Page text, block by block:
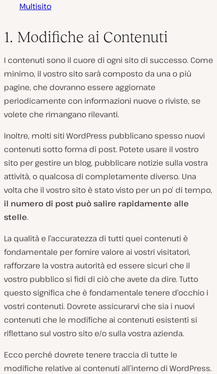
Multisito
1. Modifiche ai Contenuti
I contenuti sono il cuore di ogni sito di successo. Come
minimo, il vostro sito sarà composto da una o più
pagine, che dovranno essere aggiornate
periodicamente con informazioni nuove o riviste, se
volete che rimangano rilevanti.
Inoltre, molti siti WordPress pubblicano spesso nuovi
contenuti sotto forma di post. Potete usare il vostro
sito per gestire un blog, pubblicare notizie sulla vostra
attività, o qualcosa di completamente diverso. Una
volta che il vostro sito è stato visto per un po’ di tempo,
il numero di post può salire rapidamente alle
stelle.
La qualità e l’accuratezza di tutti quei contenuti è
fondamentale per fornire valore ai vostri visitatori,
rafforzare la vostra autorità ed essere sicuri che il
vostro pubblico si fidi di ciò che avete da dire. Tutto
questo significa che è fondamentale tenere d’occhio i
vostri contenuti. Dovrete assicurarvi che sia i nuovi
contenuti che le modifiche ai contenuti esistenti si
riflettano sul vostro sito e/o sulla vostra azienda.
Ecco perché dovrete tenere traccia di tutte le
modifiche relative ai contenuti all’interno di WordPress.